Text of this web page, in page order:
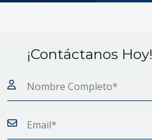
¡Contáctanos Hoy!